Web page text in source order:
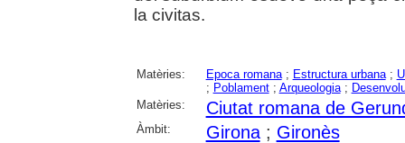
la civitas.
Matèries: Epoca romana; Estructura urbana;
; Poblament; Arqueologia;
Matèries:
Ciutat romana de
Àmbit: Girona; Gironès